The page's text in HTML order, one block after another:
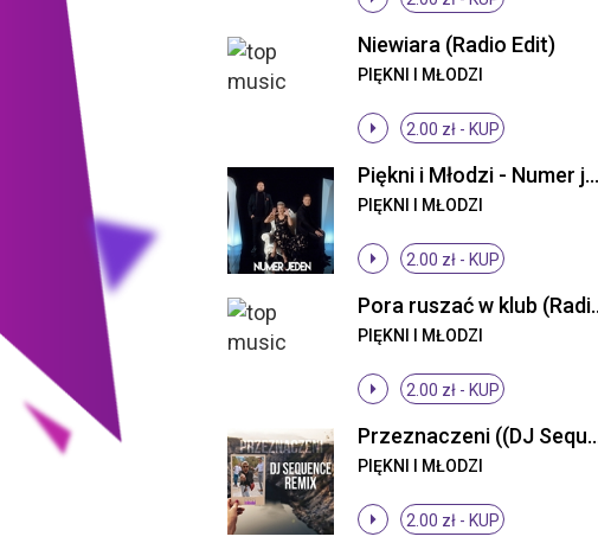
Niewiara (Radio Edit)
PIĘKNI I MŁODZI
2.00 zł - KUP
Piękni i Młodzi - Numer jeden (Original Mix)
PIĘKNI I MŁODZI
2.00 zł - KUP
Pora
PIĘKNI I MŁODZI
2.00 zł - KUP
Przeznaczeni
PIĘKNI I MŁODZI
2.00 zł - KUP